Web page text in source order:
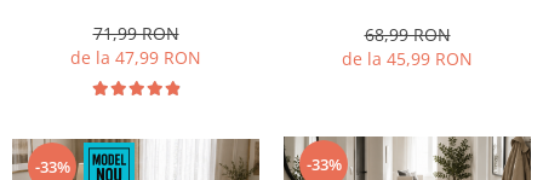
71,99 RON
de la 47,99 RON
68,99 RON
de la 45,99 RON
-33% -33%